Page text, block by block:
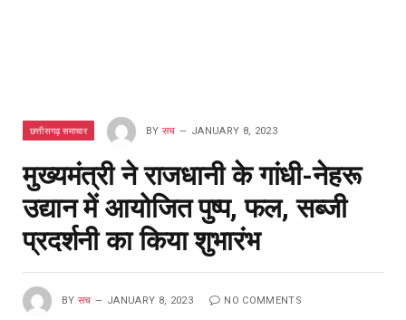
छत्तीसगढ़ समाचार BY सच JANUARY 8, 2023
मुख्यमंत्री ने राजधानी के गांधी-नेहरू
उद्यान में आयोजित पुष्प, फल, सब्जी
प्रदर्शनी का किया शुभारंभ
BY सच JANUARY 8, 2023 NO COMMENTS